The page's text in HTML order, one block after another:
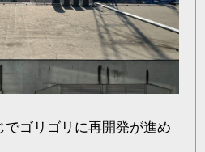
ゴリゴリに再開発が進め